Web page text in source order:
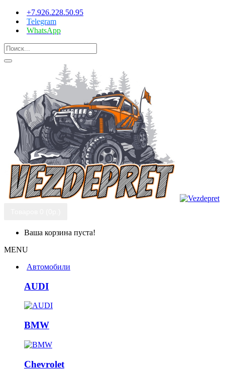
+7.926.228.50.95
Telegram
WhatsApp
Ваша корзина пуста!
MENU
Автомобили
AUDI
BMW
Chevrolet